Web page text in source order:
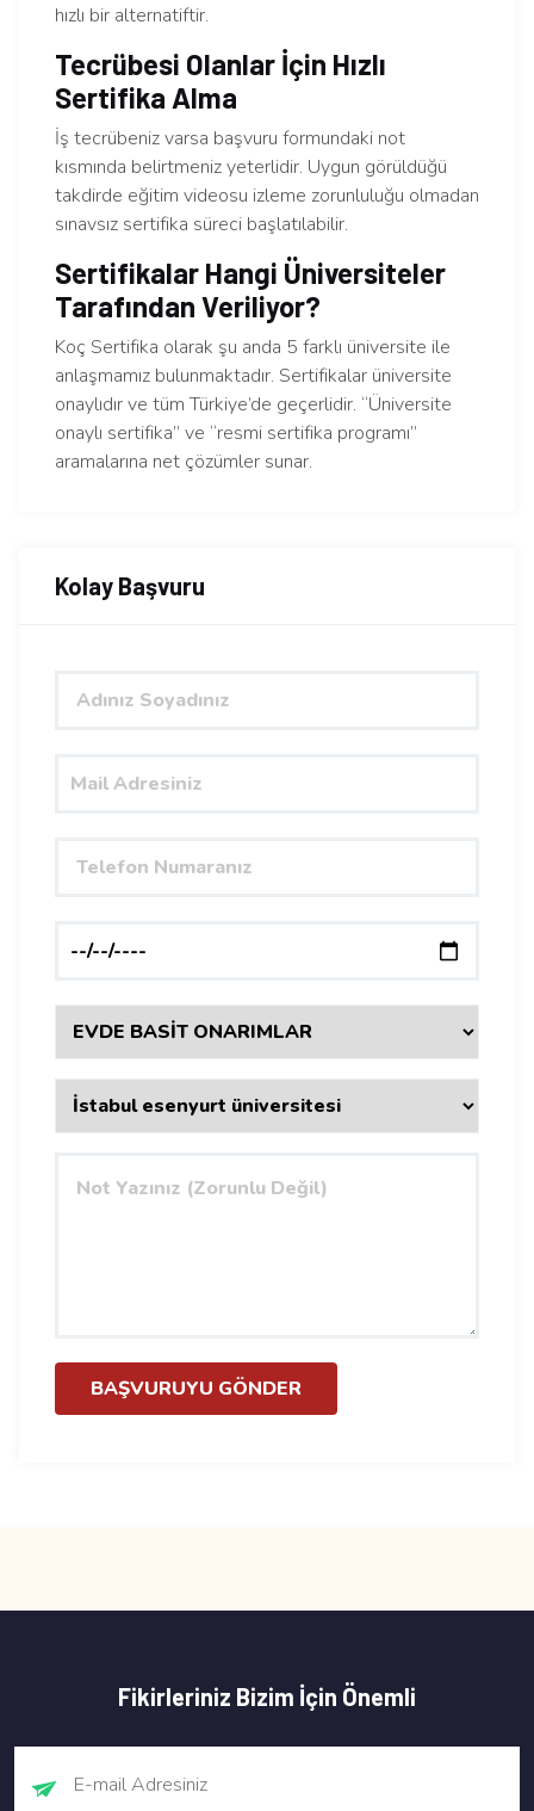
hızlı bir alternatiftir.
Tecrübesi Olanlar İçin Hızlı
Sertifika Alma
İş tecrübeniz varsa başvuru formundaki not
kısmında belirtmeniz yeterlidir. Uygun görüldüğü
takdirde eğitim videosu izleme zorunluluğu olmadan
sınavsız sertifika süreci başlatılabilir.
Sertifikalar Hangi Üniversiteler
Tarafından Veriliyor?
Koç Sertifika olarak şu anda 5 farklı üniversite ile
anlaşmamız bulunmaktadır. Sertifikalar üniversite
onaylıdır ve tüm Türkiye’de geçerlidir. “Üniversite
onaylı sertifika” ve “resmi sertifika programı”
aramalarına net çözümler sunar.
Kolay Başvuru
BAŞVURUYU GÖNDER
Fikirleriniz Bizim İçin Önemli